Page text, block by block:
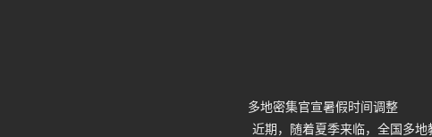
多地密集官宣暑假时间调整
近期，随着夏季来临，全国多